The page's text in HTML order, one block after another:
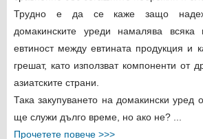
Трудно е да се каже защо
домакинските уреди намалява всяка
евтиност между евтината продукция и
грешат, като използват компоненти от
азиатските страни.
Така закупуването на домакински уред
ще служи дълго време, но ако не? ...
Прочетете повече >>>